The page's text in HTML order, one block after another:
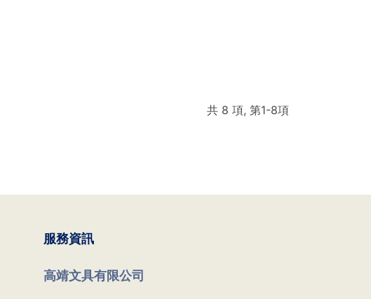
共 8 項, 第1-8項
服務資訊
高靖文具有限公司